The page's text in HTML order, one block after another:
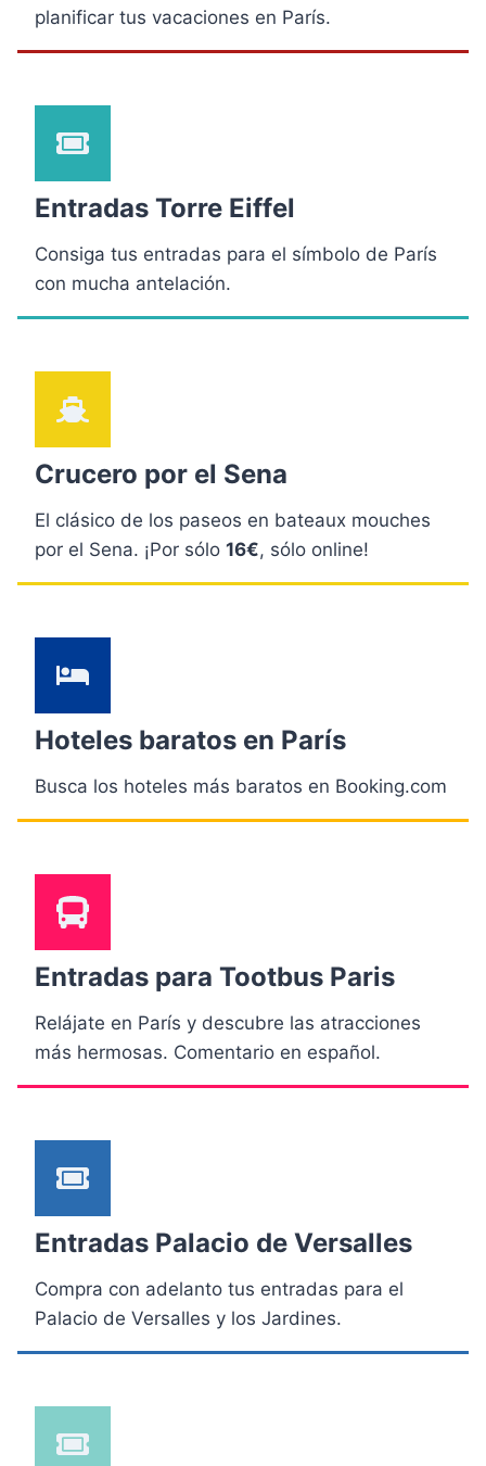
planificar tus vacaciones en París.
Entradas Torre Eiffel
Consiga tus entradas para el símbolo de París
con mucha antelación.
Crucero por el Sena
El clásico de los paseos en bateaux mouches
por el Sena. ¡Por sólo 16€, sólo online!
Hoteles baratos en París
Busca los hoteles más baratos en Booking.com
Entradas para Tootbus Paris
Relájate en París y descubre las atracciones
más hermosas. Comentario en español.
Entradas Palacio de Versalles
Compra con adelanto tus entradas para el
Palacio de Versalles y los Jardines.